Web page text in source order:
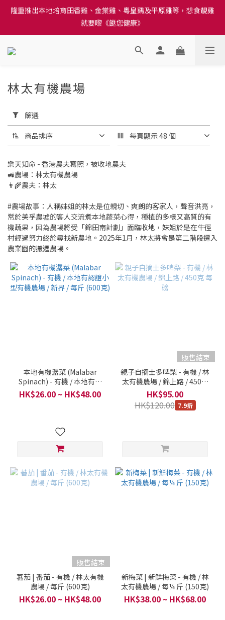
訂單結帳注意事項：送貨方法中選擇區域 - 然後當填寫地址時, 請
小心選擇分區及區域, 因資料錯誤會影響前往結帳
就要嚟《餸您健康》
訂單結帳注意事項：送貨方法中選擇區域 - 然後當填寫地址時, 請
小心選擇分區及區域, 因資料錯誤會影響前往結帳
用
篩
選
價格
(HK$)
~
林太有機農場
篩選
商品排序 每頁顯示 48 個
樂天知命 - 香港農夫寫照，被收地農夫
🚜農場：林太有機農場
👨‍🌾農夫：林太
#農場故事：人稱妹姐的林太是位親切、爽朗的客家人，聲音洪亮，
常於美孚農墟的客人交流煮本地蔬菜心得，種植的多樣又高質的有
機蔬果，因為農場將受「錦田南計劃」面臨收地，妹姐於是在牛徑
村經過努力終於尋找新農地。2025年1月，林太將會是第二階段遷入
農業園的搬遷農場。
本地有機潺菜 (Malabar
Spinach) - 有機 / 本地有認
證小型有機農場 / 新界 / 每斤
(600克)
HK$26.00 ~ HK$48.00
販售結束
親子自摘士多啤梨 - 有機 / 林
太有機農場 / 錦上路 / 450克
每磅
HK$95.00
HK$120.00 7.9折
販售結束
蕃茄 | 番茄 - 有機 / 林太有機
農場 / 每斤 (600克)
HK$26.00 ~ HK$48.00
新梅菜 | 新鮮梅菜 - 有機 / 林
太有機農場 / 每¼ 斤 (150克)
HK$38.00 ~ HK$68.00